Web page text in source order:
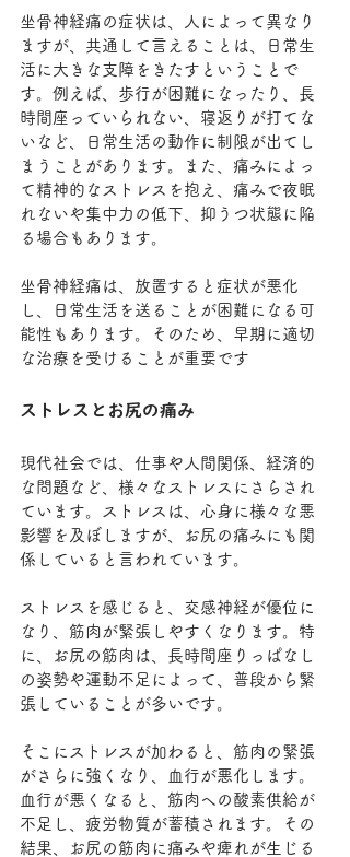
坐骨神経痛の症状は、人によって異なり
ますが、共通して言えることは、日常生
活に大きな支障をきたすということで
す。例えば、歩行が困難になったり、長
時間座っていられない、寝返りが打てな
いなど、日常生活の動作に制限が出てし
まうことがあります。また、痛みによっ
て精神的なストレスを抱え、痛みで夜眠
れないや集中力の低下、抑うつ状態に陥
る場合もあります。
坐骨神経痛は、放置すると症状が悪化
し、日常生活を送ることが困難になる可
能性もあります。そのため、早期に適切
な治療を受けることが重要です
ストレスとお尻の痛み
現代社会では、仕事や人間関係、経済的
な問題など、様々なストレスにさらされ
ています。ストレスは、心身に様々な悪
影響を及ぼしますが、お尻の痛みにも関
係していると言われています。
ストレスを感じると、交感神経が優位に
なり、筋肉が緊張しやすくなります。特
に、お尻の筋肉は、長時間座りっぱなし
の姿勢や運動不足によって、普段から緊
張していることが多いです。
そこにストレスが加わると、筋肉の緊張
がさらに強くなり、血行が悪化します。
血行が悪くなると、筋肉への酸素供給が
不足し、疲労物質が蓄積されます。その
結果、お尻の筋肉に痛みや痺れが生じる